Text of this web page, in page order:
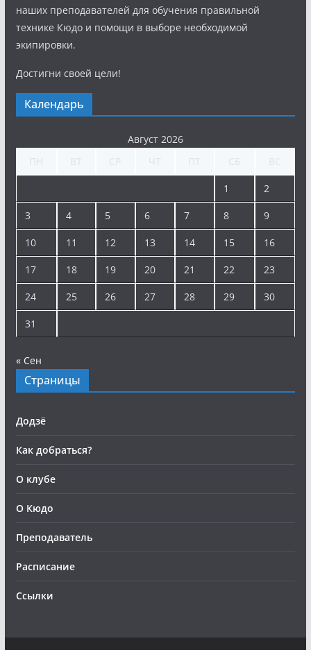
наших преподавателей для обучения правильной
технике Кюдо и помощи в выборе необходимой
экипировки.
Достигни своей цели!
Календарь
Август 2026
1 2
3 4 5 6 7 8 9
10 11 12 13 14 15 16
17 18 19 20 21 22 23
24 25 26 27 28 29 30
31
« Сен
Страницы
Додзё
Как добраться?
О клубе
О Кюдо
Преподаватель
Расписание
Ссылки